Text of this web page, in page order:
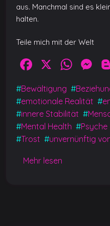
aus. Manchmal sind es
halten.
Teile mich mit der Welt
F
a
c
e
b
o
o
X
W
h
at
s
A
p
M
e
ss
e
n
g
#Bewältigung #
#emotionale Realität #
#innere Stabilität #
#Mental Health #Psyche
#Trost #unvernünftig
Mehr lesen